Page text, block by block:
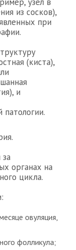
из сосков),
при
(киста),
и
органах на
цикла.
овуляция,
фолликула;